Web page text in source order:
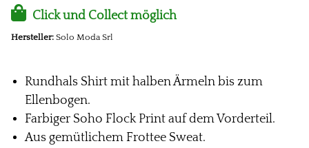
Click und Collect möglich
Hersteller: Solo Moda Srl
Rundhals Shirt mit halben Ärmeln bis zum
Ellenbogen.
Farbiger Soho Flock Print auf dem Vorderteil.
Aus gemütlichem Frottee Sweat.